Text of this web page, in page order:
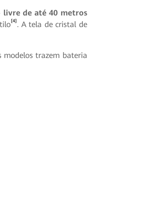
livre de até 40 metros
[4] . A tela de cristal de
modelos trazem bateria